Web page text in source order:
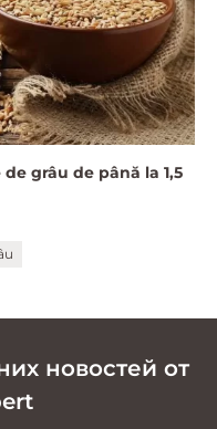
grâu de până la 1,5
новостей от